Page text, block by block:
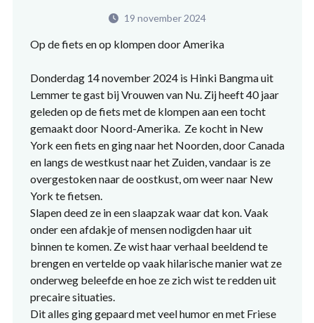
19 november 2024
Op de fiets en op klompen door Amerika
Donderdag 14 november 2024 is Hinki Bangma uit
Lemmer te gast bij Vrouwen van Nu. Zij heeft 40 jaar
geleden op de fiets met de klompen aan een tocht
gemaakt door Noord-Amerika. Ze kocht in New
York een fiets en ging naar het Noorden, door Canada
en langs de westkust naar het Zuiden, vandaar is ze
overgestoken naar de oostkust, om weer naar New
York te fietsen.
Slapen deed ze in een slaapzak waar dat kon. Vaak
onder een afdakje of mensen nodigden haar uit
binnen te komen. Ze wist haar verhaal beeldend te
brengen en vertelde op vaak hilarische manier wat ze
onderweg beleefde en hoe ze zich wist te redden uit
precaire situaties.
Dit alles ging gepaard met veel humor en met Friese